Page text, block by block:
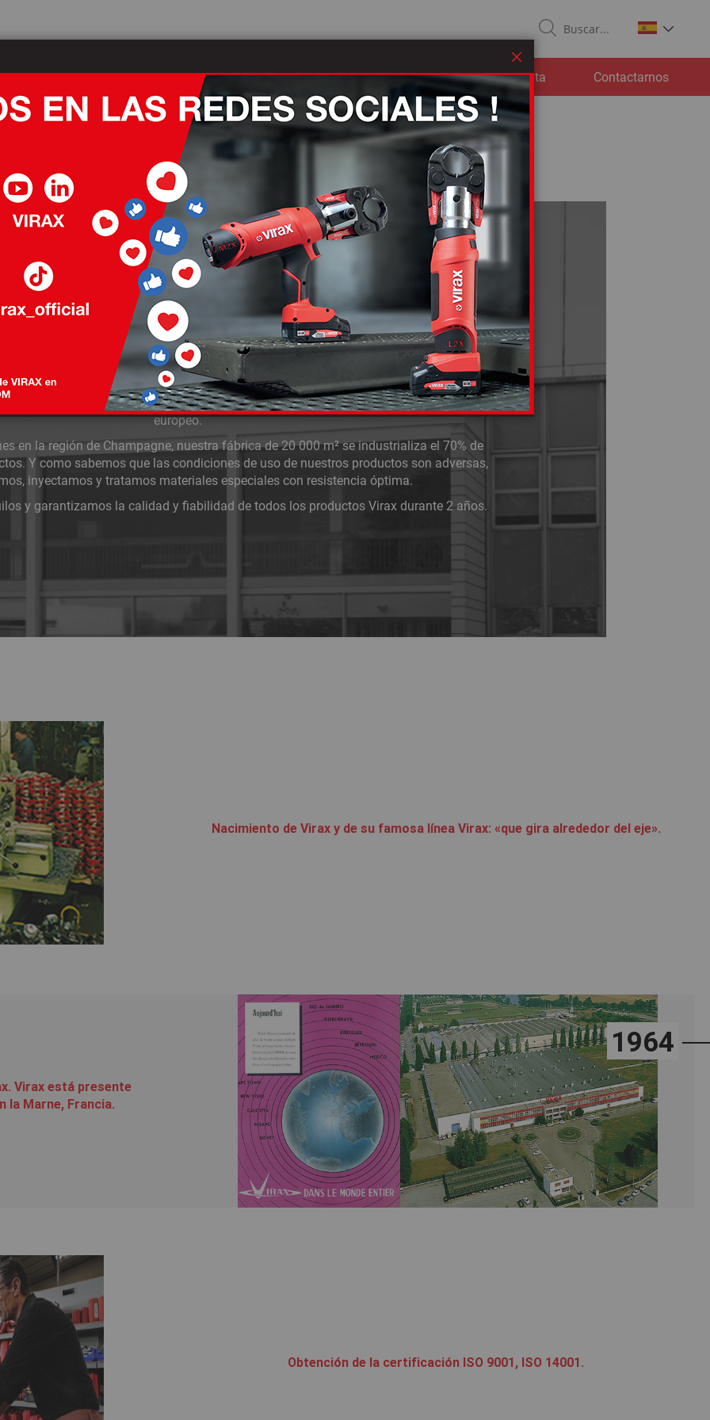
Actualidades Nuestros distribuidores Descargas Servicio posventa Contactarnos
¿Quiénes somos?
SERVICIO DEL MUNDO EN SU TOTALIDAD
100 años, Virax se ha impuesto como marca de herramientas para profesionales de
de tubos, tanto para líquidos como para gases. Con más de 2 500 referencias en
en fabricación, Virax es actualmente líder en el mercado francés y 4° en el mercado
europeo.
en la región de Champagne, nuestra fábrica de 20 000 m² se industrializa el 70% de
Y como sabemos que las condiciones de uso de nuestros productos son adversas,
inyectamos y tratamos materiales especiales con resistencia óptima.
y garantizamos la calidad y fiabilidad de todos los productos Virax durante 2 años.
Nacimiento de Virax y de su famosa línea Virax: «que gira alrededor del eje».
1964
Virax está presente
la Marne, Francia.
Obtención de la certificación ISO 9001, ISO 14001.
Cerrar